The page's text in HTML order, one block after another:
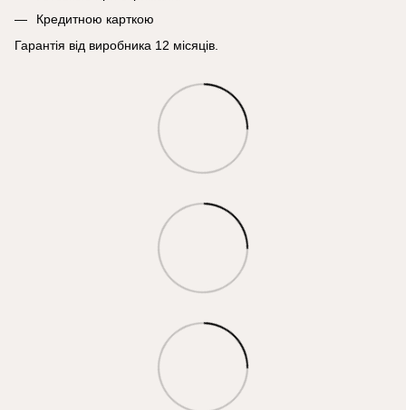
Кредитною карткою
Гарантія від виробника 12 місяців.